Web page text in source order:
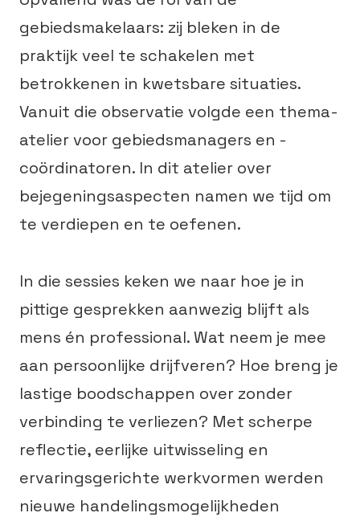
gebiedsmakelaars: zij bleken in de
praktijk veel te schakelen met
betrokkenen in kwetsbare situaties.
Vanuit die observatie volgde een thema-
atelier voor gebiedsmanagers en -
coördinatoren. In dit atelier over
bejegeningsaspecten namen we tijd om
te verdiepen en te oefenen.
In die sessies keken we naar hoe je in
pittige gesprekken aanwezig blijft als
mens én professional. Wat neem je mee
aan persoonlijke drijfveren? Hoe breng je
lastige boodschappen over zonder
verbinding te verliezen? Met scherpe
reflectie, eerlijke uitwisseling en
ervaringsgerichte werkvormen werden
nieuwe handelingsmogelijkheden